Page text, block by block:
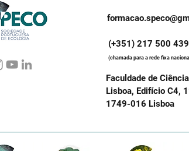
(+351) 217 500 439
(chamada para a rede fixa
Faculdade de
Lisboa, Edifício C4,
1749-016 Lisboa